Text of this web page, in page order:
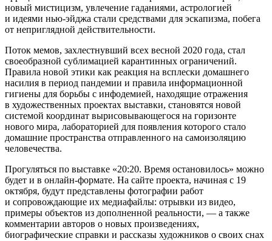
новый мистицизм, увлечение гаданиями, астрологией
и идеями нью-эйджа стали средствами для эскапизма, побега
от неприглядной действительности.
Поток мемов, захлестнувший всех весной 2020 года, стал
своеобразной сублимацией карантинных ограничений.
Правила новой этики как реакция на всплески домашнего
насилия в период пандемии и правила информационной
гигиены для борьбы с инфодемией, находящие отражения
в художественных проектах выставки, становятся новой
системой координат вырисовывающегося на горизонте
нового мира, лабораторией для появления которого стало
домашние пространства отправленного на самоизоляцию
человечества.
Прогуляться по выставке «20:20. Время остановилось» можно
будет и в онлайн-формате. На сайте проекта, начиная с 19
октября, будут представлены фотографии работ
и сопровождающие их медиафайлы: отрывки из видео,
примеры объектов из дополненной реальности, — а также
комментарии авторов о новых произведениях,
биографические справки и рассказы художников о своих снах